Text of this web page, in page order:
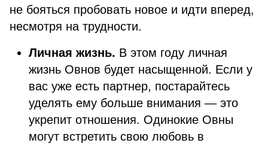
не бояться пробовать новое и идти вперед,
несмотря на трудности.
Личная жизнь. В этом году личная
жизнь Овнов будет насыщенной. Если у
вас уже есть партнер, постарайтесь
уделять ему больше внимания — это
укрепит отношения. Одинокие Овны
могут встретить свою любовь в